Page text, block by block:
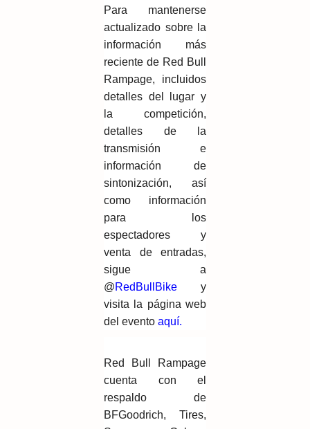
Para mantenerse
actualizado sobre la
información más
reciente de Red Bull
Rampage, incluidos
detalles del lugar y
la competición,
detalles de la
transmisión e
información de
sintonización, así
como información
para los
espectadores y
venta de entradas,
sigue a
@RedBullBike y
visita la página web
del evento aquí.
Red Bull Rampage
cuenta con el
respaldo de
BFGoodrich, Tires,